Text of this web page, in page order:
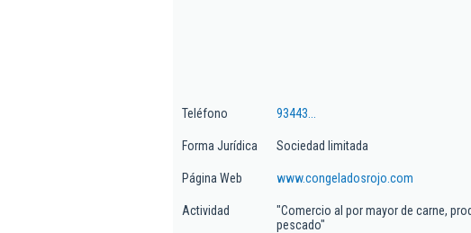
Teléfono 93443...
Forma Jurídica Sociedad limitada
Página Web www.congeladosrojo.com
Actividad
"Comercio al por mayor de carne,
pescado"